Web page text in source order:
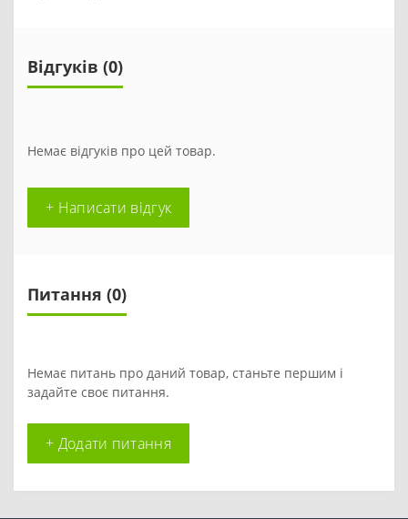
Відгуків (0)
Немає відгуків про цей товар.
+ Написати відгук
Питання (0)
Немає питань про даний товар, станьте першим і
задайте своє питання.
+ Додати питання